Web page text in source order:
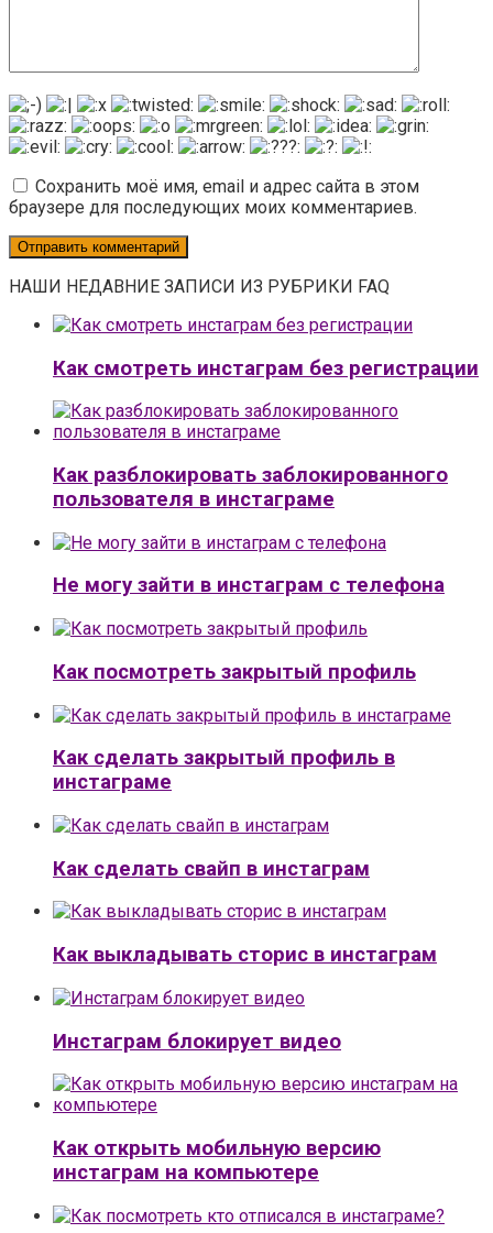
Сохранить моё имя, email и адрес сайта в этом
браузере для последующих моих комментариев.
НАШИ НЕДАВНИЕ ЗАПИСИ ИЗ РУБРИКИ FAQ
Как смотреть инстаграм без регистрации
Как разблокировать заблокированного
пользователя в инстаграме
Не могу зайти в инстаграм с телефона
Как посмотреть закрытый профиль
Как сделать закрытый профиль в
инстаграме
Как сделать свайп в инстаграм
Как выкладывать сторис в инстаграм
Инстаграм блокирует видео
Как открыть мобильную версию
инстаграм на компьютере